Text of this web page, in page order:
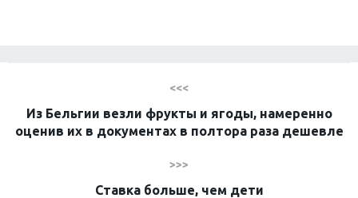
<<<
Из Бельгии везли фрукты и ягоды, намеренно
оценив их в документах в полтора раза дешевле
>>>
Ставка больше, чем дети